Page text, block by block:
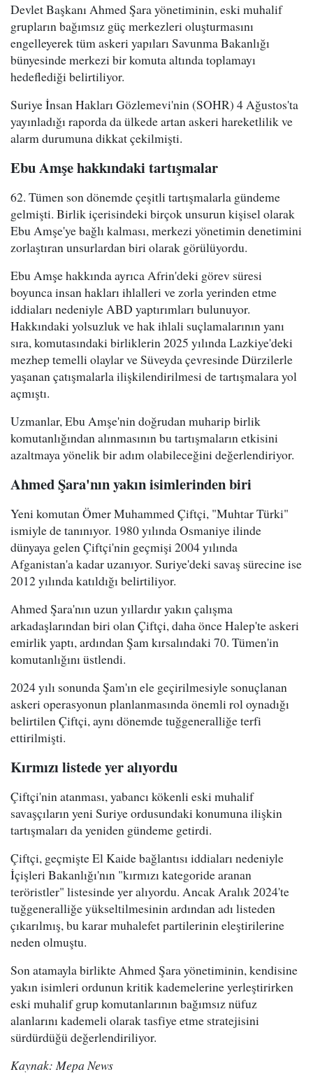
Devlet Başkanı Ahmed Şara yönetiminin, eski muhalif
grupların bağımsız güç merkezleri oluşturmasını
engelleyerek tüm askeri yapıları Savunma Bakanlığı
bünyesinde merkezi bir komuta altında toplamayı
hedeflediği belirtiliyor.
Suriye İnsan Hakları Gözlemevi'nin (SOHR) 4 Ağustos'ta
yayınladığı raporda da ülkede artan askeri hareketlilik ve
alarm durumuna dikkat çekilmişti.
Ebu Amşe hakkındaki tartışmalar
62. Tümen son dönemde çeşitli tartışmalarla gündeme
gelmişti. Birlik içerisindeki birçok unsurun kişisel olarak
Ebu Amşe'ye bağlı kalması, merkezi yönetimin denetimini
zorlaştıran unsurlardan biri olarak görülüyordu.
Ebu Amşe hakkında ayrıca Afrin'deki görev süresi
boyunca insan hakları ihlalleri ve zorla yerinden etme
iddiaları nedeniyle ABD yaptırımları bulunuyor.
Hakkındaki yolsuzluk ve hak ihlali suçlamalarının yanı
sıra, komutasındaki birliklerin 2025 yılında Lazkiye'deki
mezhep temelli olaylar ve Süveyda çevresinde Dürzilerle
yaşanan çatışmalarla ilişkilendirilmesi de tartışmalara yol
açmıştı.
Uzmanlar, Ebu Amşe'nin doğrudan muharip birlik
komutanlığından alınmasının bu tartışmaların etkisini
azaltmaya yönelik bir adım olabileceğini değerlendiriyor.
Ahmed Şara'nın yakın isimlerinden biri
Yeni komutan Ömer Muhammed Çiftçi, "Muhtar Türki"
ismiyle de tanınıyor. 1980 yılında Osmaniye ilinde
dünyaya gelen Çiftçi'nin geçmişi 2004 yılında
Afganistan'a kadar uzanıyor. Suriye'deki savaş sürecine ise
2012 yılında katıldığı belirtiliyor.
Ahmed Şara'nın uzun yıllardır yakın çalışma
arkadaşlarından biri olan Çiftçi, daha önce Halep'te askeri
emirlik yaptı, ardından Şam kırsalındaki 70. Tümen'in
komutanlığını üstlendi.
2024 yılı sonunda Şam'ın ele geçirilmesiyle sonuçlanan
askeri operasyonun planlanmasında önemli rol oynadığı
belirtilen Çiftçi, aynı dönemde tuğgeneralliğe terfi
ettirilmişti.
Kırmızı listede yer alıyordu
Çiftçi'nin atanması, yabancı kökenli eski muhalif
savaşçıların yeni Suriye ordusundaki konumuna ilişkin
tartışmaları da yeniden gündeme getirdi.
Çiftçi, geçmişte El Kaide bağlantısı iddiaları nedeniyle
İçişleri Bakanlığı'nın "kırmızı kategoride aranan
teröristler" listesinde yer alıyordu. Ancak Aralık 2024'te
tuğgeneralliğe yükseltilmesinin ardından adı listeden
çıkarılmış, bu karar muhalefet partilerinin eleştirilerine
neden olmuştu.
Son atamayla birlikte Ahmed Şara yönetiminin, kendisine
yakın isimleri ordunun kritik kademelerine yerleştirirken
eski muhalif grup komutanlarının bağımsız nüfuz
alanlarını kademeli olarak tasfiye etme stratejisini
sürdürdüğü değerlendiriliyor.
Kaynak: Mepa News